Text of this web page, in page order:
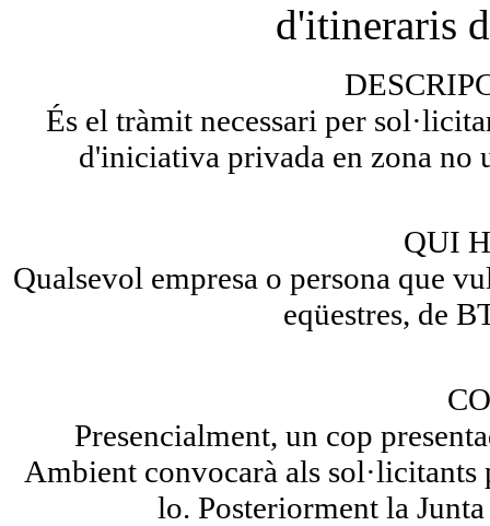
d'itineraris
És el tràmit necessari per
d'iniciativa privada en zona no
QUI
Qualsevol empresa o persona que
eqüestres, de
Presencialment, un cop
Ambient convocarà als
lo. Posteriorment la